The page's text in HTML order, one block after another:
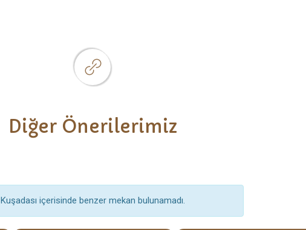
Diğer Önerilerimiz
Kuşadası içerisinde benzer mekan bulunamadı.